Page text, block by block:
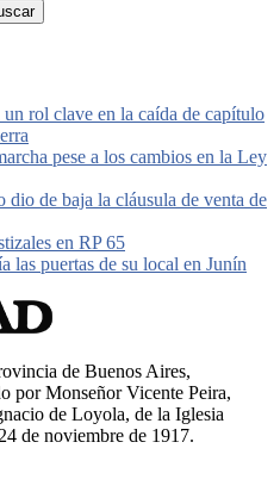
rol clave en la caída de capítulo
pese a los cambios en la Ley
dio de baja la cláusula de venta de
en RP 65
las puertas de su local en Junín
de Buenos Aires,
por Monseñor Vicente Peira,
de Loyola, de la Iglesia
de noviembre de 1917.